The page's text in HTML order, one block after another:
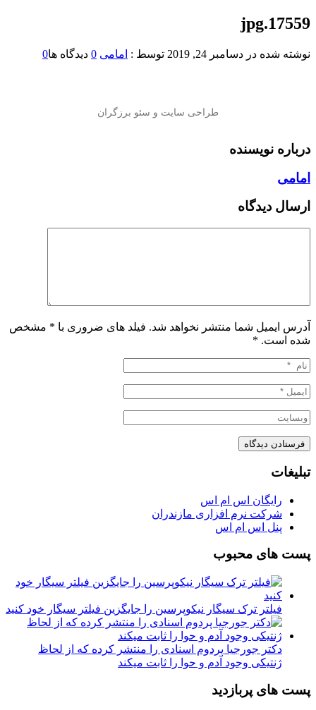
17559.jpg
نوشته شده در دسامبر 24, 2019 توسط : امامی 0 دیدگاه ها0
درباره نویسنده
امامی
ارسال دیدگاه
آدرس ایمیل شما منتشر نخواهد شد. فیلد های ضروری با * مشخص
شده است. *
تبلیغات
رایگان اس ام اس
شرکت نرم افزاری مازندران
پنل اس ام اس
پست های محبوب
فیلتر ترک سیگار نیکوپرسین را جایگزین فیلتر سیگار خود کنید
دکتر جورجیا پردوم اسنادی را منتشر کرده که از لحاظ
ژنتیکی وجود آدم و حوا را ثابت میکند
پست های پربازدید